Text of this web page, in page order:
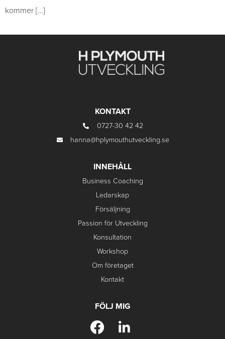
kommer […]
KONTAKT
0727-30 42 42
hanna@hplymouthutveckling.se
INNEHÅLL
Business Coaching
Ledarskap
Försäljning
Passion för Utveckling
Konsultation
Workshop
Om företaget
Kontakt
FÖLJ MIG